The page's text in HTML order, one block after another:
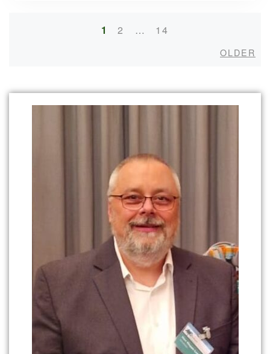
1 2 …
14
OLDER